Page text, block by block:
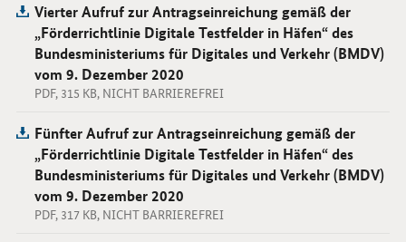
Vierter Aufruf zur Antragseinreichung gemäß der
„Förderrichtlinie Digitale Testfelder in Häfen“ des
Bundesministeriums für Digitales und Verkehr (BMDV)
vom 9. Dezember 2020
PDF, 315 KB, NICHT BARRIEREFREI
Fünfter Aufruf zur Antragseinreichung gemäß der
„Förderrichtlinie Digitale Testfelder in Häfen“ des
Bundesministeriums für Digitales und Verkehr (BMDV)
vom 9. Dezember 2020
PDF, 317 KB, NICHT BARRIEREFREI